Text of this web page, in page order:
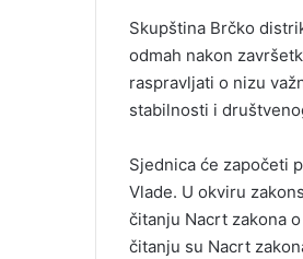
e
m
a
i
Skupština Brčko
odmah nakon
raspravljati o nizu
stabilnosti i
Sjednica će započeti
Vlade. U okviru
čitanju Nacrt zakona
čitanju su Nacrt